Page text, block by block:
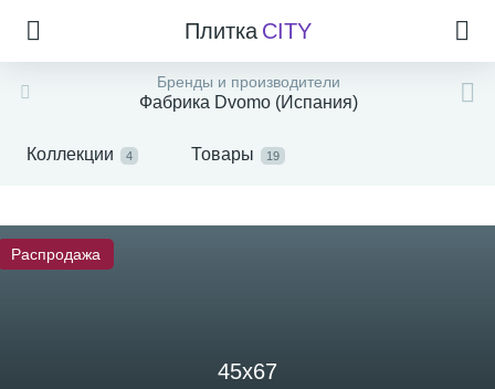
Плитка CITY
Бренды и производители
Фабрика Dvomo (Испания)
Коллекции 4 Товары 19
45х67
Распродажа